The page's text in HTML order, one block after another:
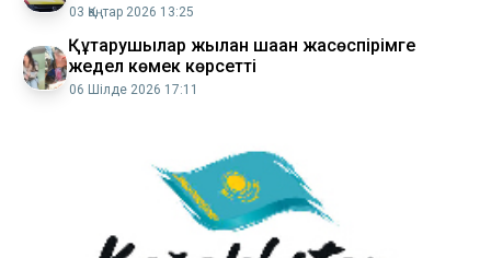
03 Қаңтар 2026 13:25
Құтқарушылар жылан шаққан жасөспірімге
жедел көмек көрсетті
06 Шілде 2026 17:11